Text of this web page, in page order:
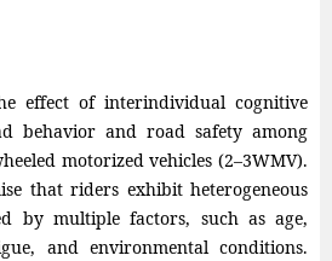
effect of interindividual cognitive
behavior and road safety among
motorized vehicles (2–3WMV).
that riders exhibit heterogeneous
by multiple factors, such as age,
and environmental conditions.